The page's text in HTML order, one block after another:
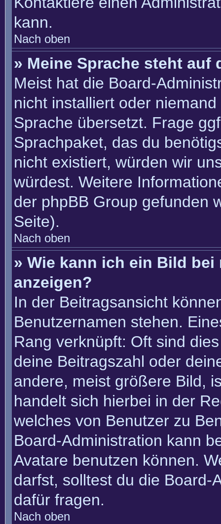
kann.
Nach oben
» Meine Sprache steht
Meist hat die Board-
nicht installiert oder
Sprache übersetzt. Frage
Sprachpaket, das du
nicht existiert, würden wir
würdest. Weitere
der phpBB Group gefunden
Seite).
Nach oben
» Wie kann ich ein Bild bei
anzeigen?
In der Beitragsansicht
Benutzernamen stehen.
Rang verknüpft: Oft sind
deine Beitragszahl oder
andere, meist größere Bild,
handelt sich hierbei in der
welches von Benutzer zu
Board-Administration kann
Avatare benutzen können.
darfst, solltest du die Board-
dafür fragen.
Nach oben